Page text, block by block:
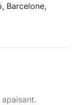
Barcelone,